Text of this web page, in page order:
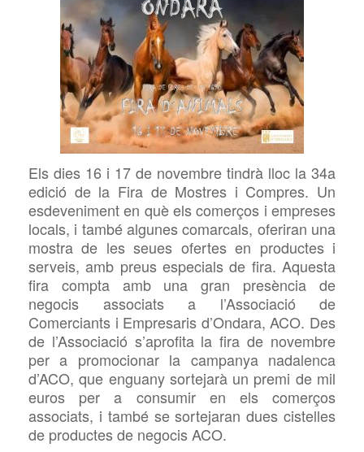
Els dies 16 i 17 de novembre tindrà lloc la 34a
edició de la Fira de Mostres i Compres. Un
esdeveniment en què els comerços i empreses
locals, i també algunes comarcals, oferiran una
mostra de les seues ofertes en productes i
serveis, amb preus especials de fira. Aquesta
fira compta amb una gran presència de
negocis associats a l’Associació de
Comerciants i Empresaris d’Ondara,ACO. Des
de l’Associació s’aprofita la fira de novembre
per a promocionar la campanya nadalenca
d’ACO, que enguany sortejarà un premi de mil
euros per a consumir en els comerços
associats, i també se sortejaran dues cistelles
de productes de negocisACO.